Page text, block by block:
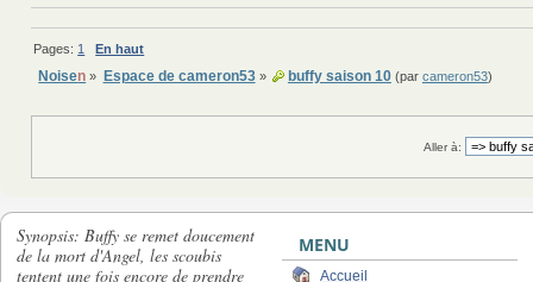
Pages: 1 En haut
Noisen » Espace de cameron53» buffy saison 10(par cameron53)
Aller à:
Synopsis: Buffy se remet doucement
de la mort d'Angel, les scoubis
tentent une fois encore de prendre
MENU
Accueil